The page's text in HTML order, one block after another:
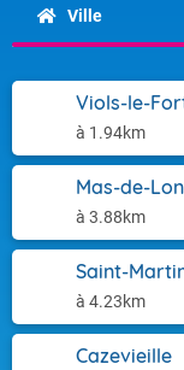
Ville
Viols-le-
à 1.94km
Mas-de-
à 3.88km
Saint-
à 4.23km
Cazevieille